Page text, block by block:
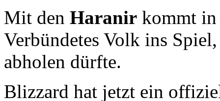
Mit den Haranir kommt
Verbündetes Volk ins
abholen dürfte.
Blizzard hat jetzt ein